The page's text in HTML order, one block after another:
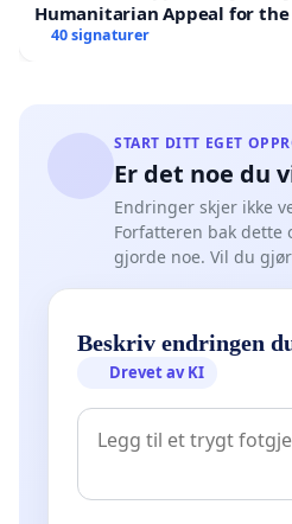
Humanitarian Appeal for the
Victims
40 signaturer
START DITT EGET
Er det noe du
Endringer skjer ikke
Forfatteren bak dette
gjorde noe. Vil du
Beskriv endringen
Drevet av KI